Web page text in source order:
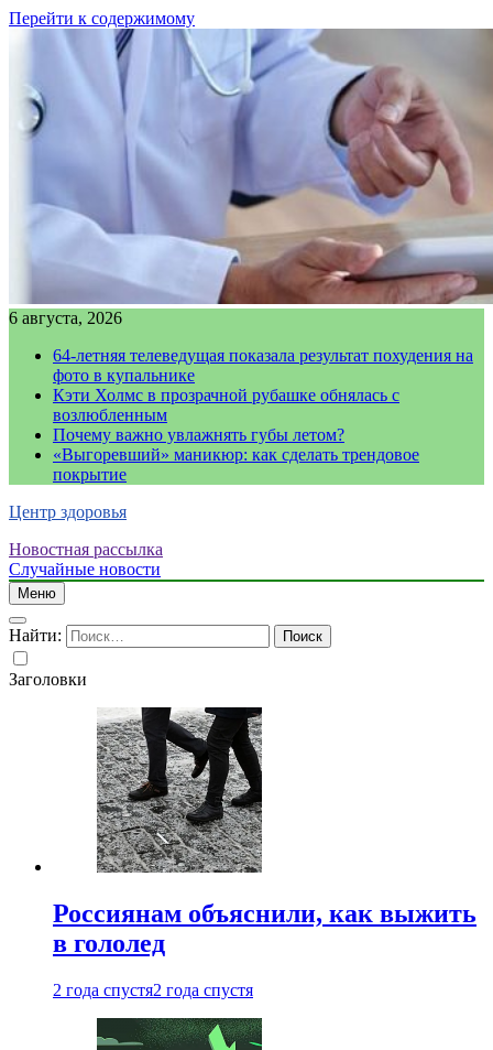
Перейти к содержимому
6 августа, 2026
64-летняя телеведущая показала результат похудения на
фото в купальнике
Кэти Холмс в прозрачной рубашке обнялась с
возлюбленным
Почему важно увлажнять губы летом?
«Выгоревший» маникюр: как сделать трендовое
покрытие
Центр здоровья
Новостная рассылка
Случайные новости
Меню
Найти:
Заголовки
Россиянам объяснили, как выжить
в гололед
2 года спустя2 года спустя